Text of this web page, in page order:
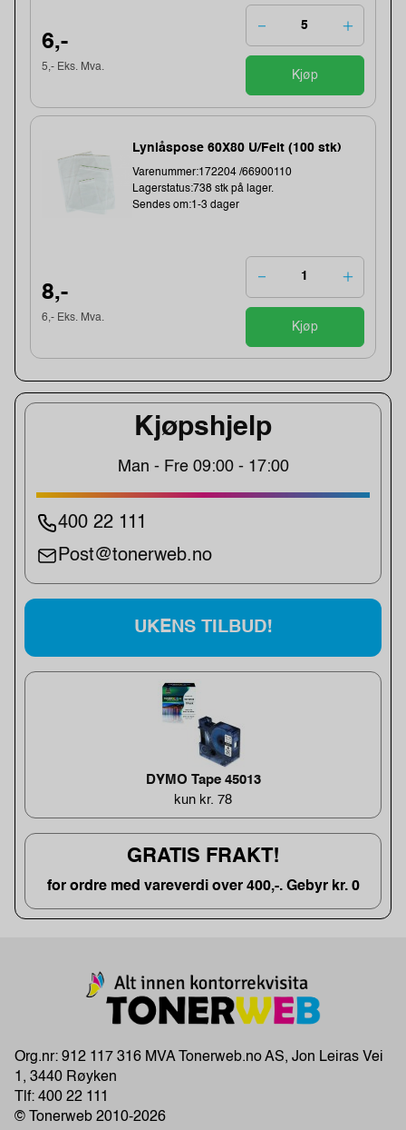
Kjøpshjelp
Man - Fre 09:00 - 17:00
400 22 111
Post@tonerweb.no
UKENS TILBUD!
DYMO Tape 45013
kun kr. 78
GRATIS FRAKT!
for ordre med vareverdi over 400,-. Gebyr kr. 0
6,-
5,- Eks. Mva.
Kjøp
Lynlåspose 60X80 U/Felt (100 stk)
Varenummer:172204 /66900110
Lagerstatus:738 stk på lager.
Sendes om:1-3 dager
8,-
6,- Eks. Mva.
Kjøp
Org.nr: 912 117 316 MVA Tonerweb.no AS, Jon Leiras Vei
1, 3440 Røyken
Tlf: 400 22 111
© Tonerweb 2010-2026